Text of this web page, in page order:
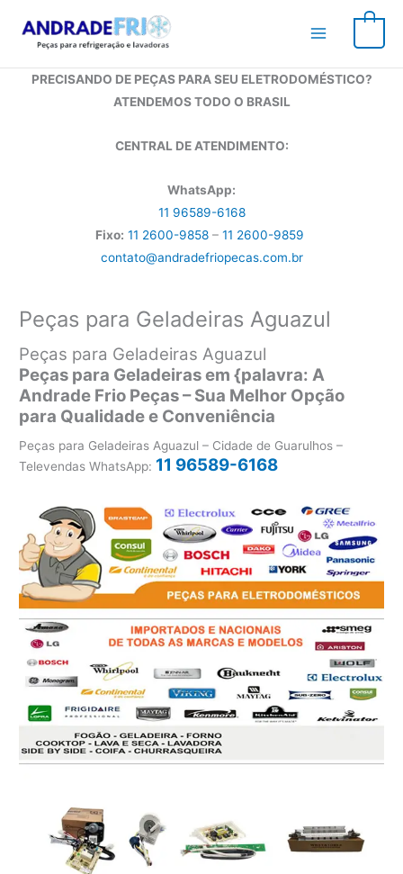
para
conteúdo
PRECISANDO DE PEÇAS PARA SEU ELETRODOMÉSTICO?
ATENDEMOS TODO O BRASIL
CENTRAL DE ATENDIMENTO:
WhatsApp:
11 96589-6168
Fixo: 11 2600-9858 – 11 2600-9859
contato@andradefriopecas.com.br
Peças para Geladeiras Aguazul
Peças para Geladeiras Aguazul
Peças para Geladeiras em {palavra: A
Andrade Frio Peças – Sua Melhor Opção
para Qualidade e Conveniência
Peças para Geladeiras Aguazul – Cidade de Guarulhos –
Televendas WhatsApp: 11 96589-6168